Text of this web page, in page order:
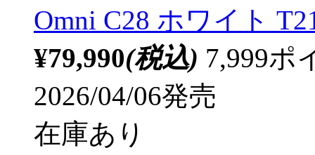
Omni C28 ホワイト
¥79,990(税込) 7,999ポ
2026/04/06発売
在庫あり